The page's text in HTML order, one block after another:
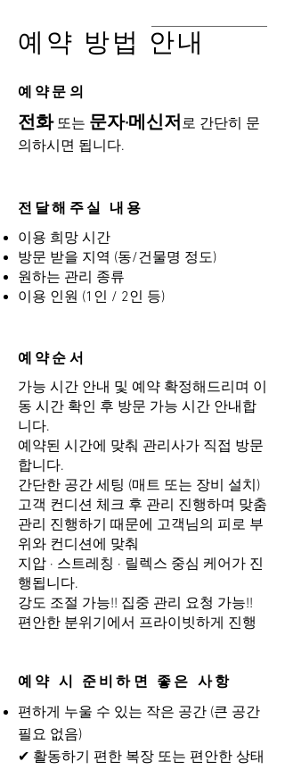
예약 방법 안내
​예약문의
전화또는 문자·메신저 로 간단히 문
의하시면 됩니다.
전달해주실 내용
이용 희망 시간
방문 받을 지역 (동/건물명 정도)
원하는 관리 종류
이용 인원 (1인 / 2인 등)
예약순서
가능 시간 안내 및 예약 확정해드리며 이
동 시간 확인 후 방문 가능 시간 안내합
니다.
예약된 시간에 맞춰 관리사가 직접 방문
합니다.
간단한 공간 세팅 (매트 또는 장비 설치)
고객 컨디션 체크 후 관리 진행하며 맞춤
관리 진행하기 때문에 고객님의 피로 부
위와 컨디션에 맞춰
지압 · 스트레칭 · 릴렉스 중심 케어가 진
행됩니다.
강도 조절 가능!! 집중 관리 요청 가능!!
편안한 분위기에서 프라이빗하게 진행
예약 시 준비하면 좋은 사항
편하게 누울 수 있는 작은 공간 (큰 공간
필요 없음)
✔ 활동하기 편한 복장 또는 편안한 상태